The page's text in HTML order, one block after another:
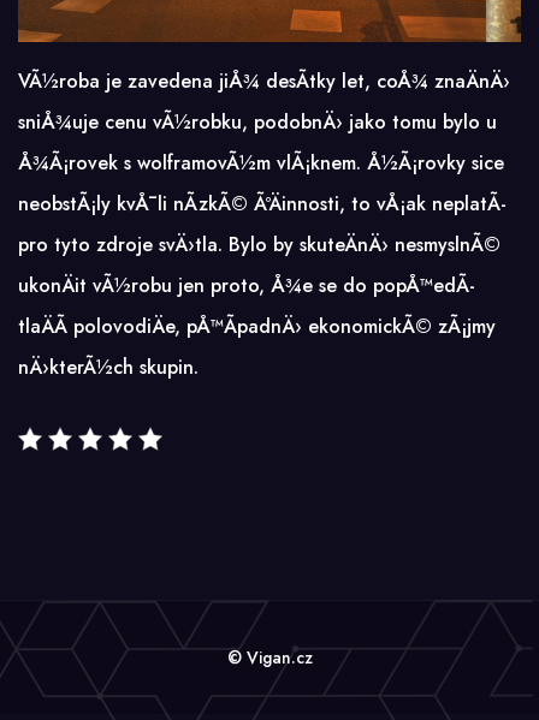
VÃ½roba je zavedena jiÅ¾ desÃ­tky let, coÅ¾ znaÄnÄ›
sniÅ¾uje cenu vÃ½robku, podobnÄ› jako tomu bylo u
Å¾Ã¡rovek s wolframovÃ½m vlÃ¡knem. Å½Ã¡rovky sice
neobstÃ¡ly kvÅ¯li nÃ­zkÃ© ÃºÄinnosti, to vÅ¡ak neplatÃ­
pro tyto zdroje svÄ›tla. Bylo by skuteÄnÄ› nesmyslnÃ©
ukonÄit vÃ½robu jen proto, Å¾e se do popÅ™edÃ­
tlaÄÃ­ polovodiÄe, pÅ™Ã­padnÄ› ekonomickÃ© zÃ¡jmy
nÄ›kterÃ½ch skupin.
© Vigan.cz